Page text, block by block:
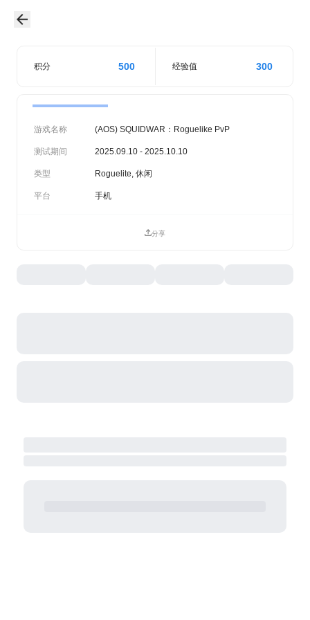
积分 500 经验值 300
游戏名称 (AOS) SQUIDWAR：Roguelike PvP
测试期间 2025.09.10 - 2025.10.10
类型 Roguelite, 休闲
平台 手机
分享